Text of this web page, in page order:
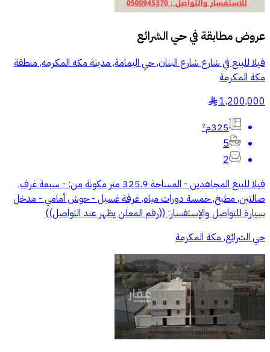
عروض مطابقة فيحي الشرائع
فيلا للبيع في شارع شارع البنان, حي اليمامة, مدينة مكه المكرمه, منطقة
مكة المكرمة
1,200,000
§
325م²
5
2
فيلا للبيع المجاهدين - المساحة 325.9 متر مكونة من: - سبعة غرف,
صالتين, مطبخ, خمسة دورات مياه, غرفة غسيل - حوش أمامي - مدخل
سيارة للتواصل والإستفسار: ((رقم المعلن يظهر عند التواصل))
حي الشرائع, مكة المكرمة